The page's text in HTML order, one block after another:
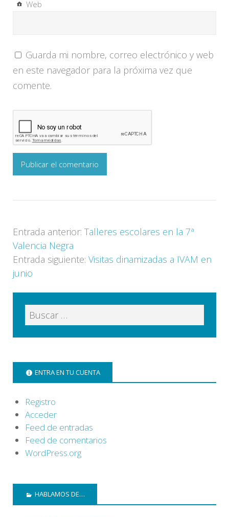
Web
Guarda mi nombre, correo electrónico y web
en este navegador para la próxima vez que
comente.
Entrada anterior: Talleres escolares en la 7ª
Valencia Negra
Entrada siguiente: Visitas dinamizadas a IVAM en
junio
ENTRA EN TU CUENTA
Registro
Acceder
Feed de entradas
Feed de comentarios
WordPress.org
HABLAMOS DE…